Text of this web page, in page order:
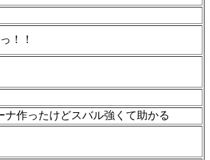
！！
作ったけどスバル強くて助かる